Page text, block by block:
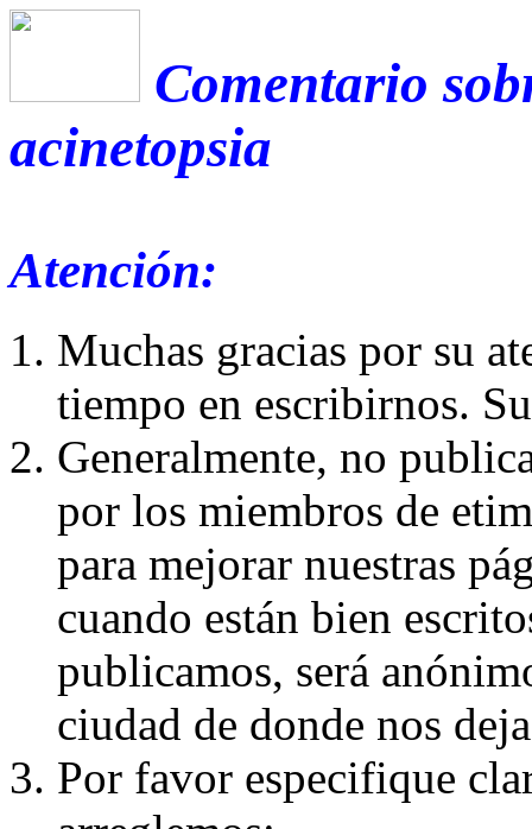
Comentario
acinetopsia
Atención:
Muchas gracias por su
tiempo en escribirnos.
Generalmente, no
por los miembros de
para mejorar nuestras
cuando están bien
publicamos, será
ciudad de donde nos
Por favor especifique